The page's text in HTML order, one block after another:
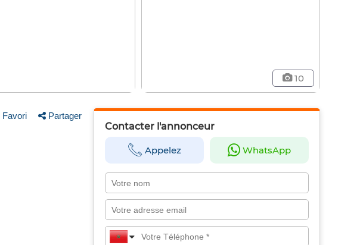
10
Favori Partager
Contacter l'annonceur
Appelez WhatsApp